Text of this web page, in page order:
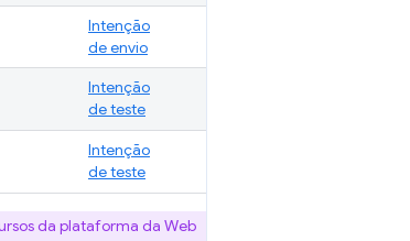
Intenção
de envio
Intenção
de teste
Intenção
de teste
da plataforma da Web